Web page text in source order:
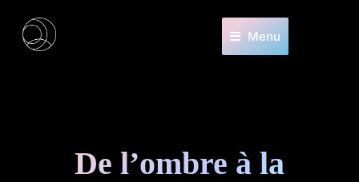
Menu
De l’ombre à la